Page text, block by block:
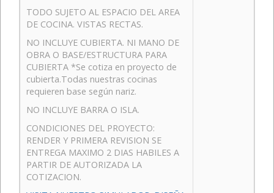
TODO SUJETO AL ESPACIO DEL AREA
DE COCINA. VISTAS RECTAS.
NO INCLUYE CUBIERTA. NI MANO DE
OBRA O BASE/ESTRUCTURA PARA
CUBIERTA *Se cotiza en proyecto de
cubierta.Todas nuestras cocinas
requieren base según nariz.
NO INCLUYE BARRA O ISLA.
CONDICIONES DEL PROYECTO:
RENDER Y PRIMERA REVISION SE
ENTREGA MAXIMO 2 DIAS HABILES A
PARTIR DE AUTORIZADA LA
COTIZACION.